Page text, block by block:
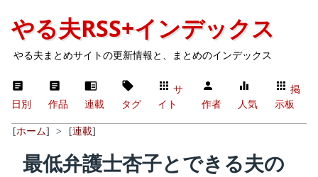
やる夫RSS+インデックス
やる夫まとめサイトの更新情報と、まとめのインデックス
日別 作品 連載 タグ
サ
イト
作者 人気
掲
示板
[ホーム] > [連載]
最低弁護士杏子とできる夫の